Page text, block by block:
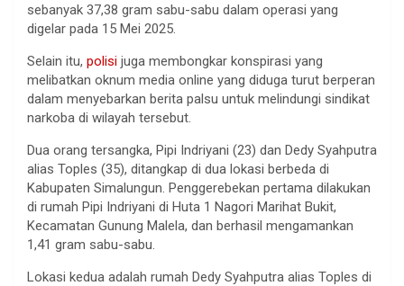
sebanyak 37,38 gram sabu-sabu dalam operasi yang
digelar pada 15 Mei 2025.
Selain itu, polisi juga membongkar konspirasi yang
melibatkan oknum media online yang diduga turut berperan
dalam menyebarkan berita palsu untuk melindungi sindikat
narkoba di wilayah tersebut.
Dua orang tersangka, Pipi Indriyani (23) dan Dedy Syahputra
alias Toples (35), ditangkap di dua lokasi berbeda di
Kabupaten Simalungun. Penggerebekan pertama dilakukan
di rumah Pipi Indriyani di Huta 1 Nagori Marihat Bukit,
Kecamatan Gunung Malela, dan berhasil mengamankan
1,41 gram sabu-sabu.
Lokasi kedua adalah rumah Dedy Syahputra alias Toples di